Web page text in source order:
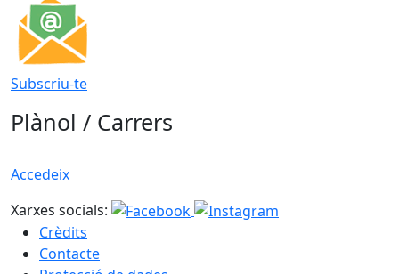
Subscriu-te
Plànol / Carrers
Accedeix
Xarxes socials:
Crèdits
Contacte